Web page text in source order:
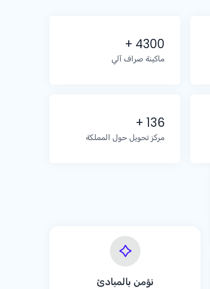
+ 4300
ماكينة صراف آلي
+ 136
مركز تحويل حول المملكة
نؤمن بالمبادئ